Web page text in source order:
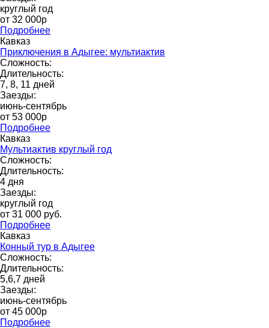
круглый год
от 32 000p
Подробнее
Кавказ
Приключения в Адыгее: мультиактив
Сложность:
Длительность:
7, 8, 11 дней
Заезды:
июнь-сентябрь
от 53 000p
Подробнее
Кавказ
Мультиактив круглый год
Сложность:
Длительность:
4 дня
Заезды:
круглый год
от 31 000 pуб.
Подробнее
Кавказ
Конный тур в Адыгее
Сложность:
Длительность:
5,6,7 дней
Заезды:
июнь-сентябрь
от 45 000p
Подробнее